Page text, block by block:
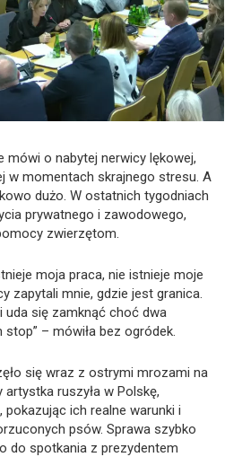
mówi o nabytej nerwicy lękowej,
w momentach skrajnego stresu. A
dużo. W ostatnich tygodniach
prywatnego i zawodowego,
zwierzętom.
moja praca, nie istnieje moje
zapytali mnie, gdzie jest granica.
uda się zamknąć choć dwa
– mówiła bez ogródek.
się wraz z ostrymi mrozami na
ruszyła w Polskę,
ich realne warunki i
psów. Sprawa szybko
do spotkania z prezydentem